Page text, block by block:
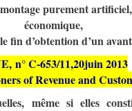
purement
économique,
fin d’obtention d’un
n° C-653/11,20juin 2013
of Revenue and
même si elles